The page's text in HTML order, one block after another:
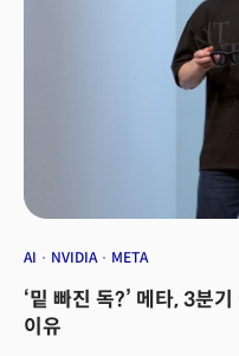
AI NVIDIA META
‘밑 빠진 독?’ 메타, 3분
이유